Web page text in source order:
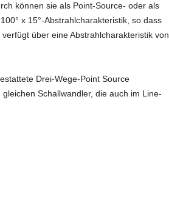
können sie als Point-Source- oder als
x 15°-Abstrahlcharakteristik, so dass
über eine Abstrahlcharakteristik von
Drei-Wege-Point Source
Schallwandler, die auch im Line-